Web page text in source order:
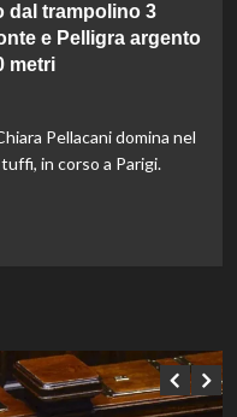
dal trampolino 3
e Pelligra argento
metri
Pellacani domina nel
in corso a Parigi.